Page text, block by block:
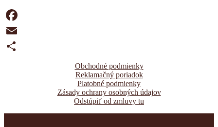
Facebook
Email
Obchodné podmienky
Reklamačný poriadok
Platobné podmienky
Zásady ochrany osobných údajov
Odstúpiť od zmluvy tu